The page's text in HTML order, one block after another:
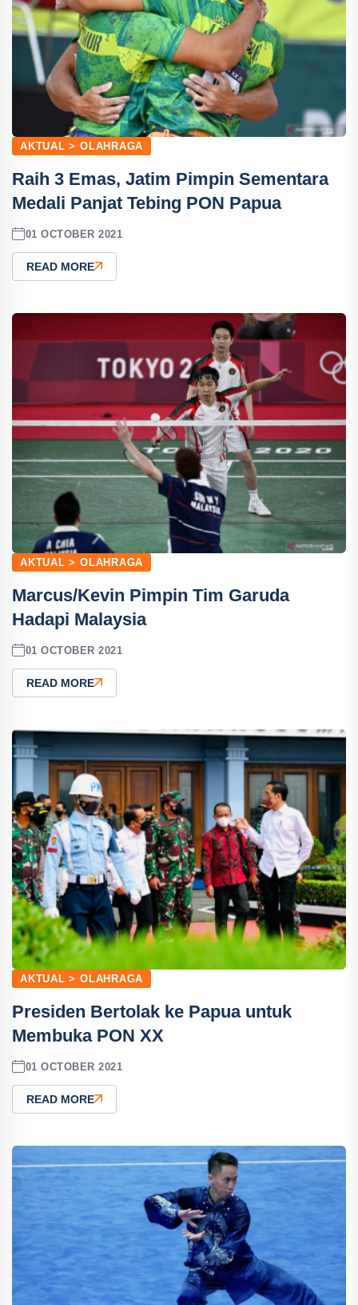
AKTUAL > OLAHRAGA
Raih 3 Emas, Jatim Pimpin Sementara
Medali Panjat Tebing PON Papua
01 OCTOBER 2021
READ MORE
AKTUAL > OLAHRAGA
Marcus/Kevin Pimpin Tim Garuda
Hadapi Malaysia
01 OCTOBER 2021
READ MORE
AKTUAL > OLAHRAGA
Presiden Bertolak ke Papua untuk
Membuka PON XX
01 OCTOBER 2021
READ MORE